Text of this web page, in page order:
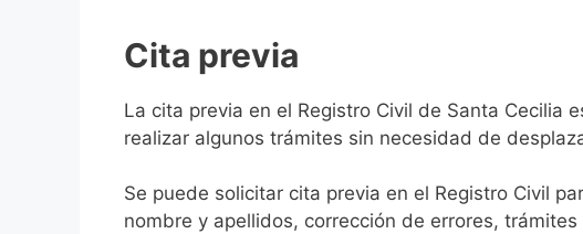
Cita previa
​​​​​​​​​​​​​​​​​​​​​​​​​​​​La cita previa en el Registro Civil de Santa Cecilia
realizar algunos trámites sin necesidad de
Se puede solicitar cita previa en el Registro Civil
nombre y apellidos, corrección de errores,